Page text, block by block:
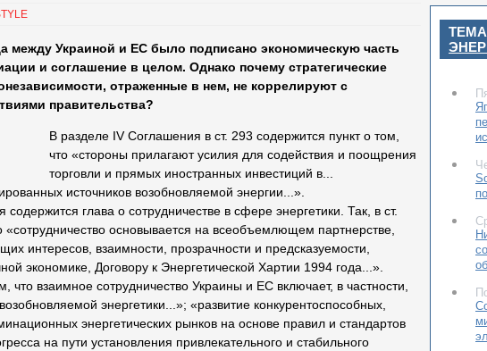
между Украиной и ЕС было подписано экономическую часть
и соглашение в целом. Однако почему стратегические
отраженные в нем, не коррелируют с
правительства?
В разделе IV Соглашения в ст. 293 содержится пункт о том,
что «стороны прилагают усилия для содействия и поощрения
торговли и прямых иностранных инвестиций в...
источников возобновляемой энергии...».
глава о сотрудничестве в сфере энергетики. Так, в ст.
«сотрудничество основывается на всеобъемлющем партнерстве,
интересов, взаимности, прозрачности и предсказуемости,
экономике, Договору к Энергетической Хартии 1994 года...».
что взаимное сотрудничество Украины и ЕС включает, в частности,
энергетики...»; «развитие конкурентоспособных,
энергетических рынков на основе правил и стандартов
на пути установления привлекательного и стабильного